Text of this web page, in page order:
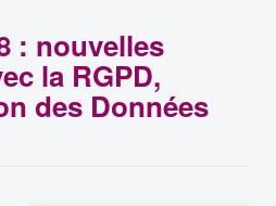
: nouvelles
la RGPD,
des Données